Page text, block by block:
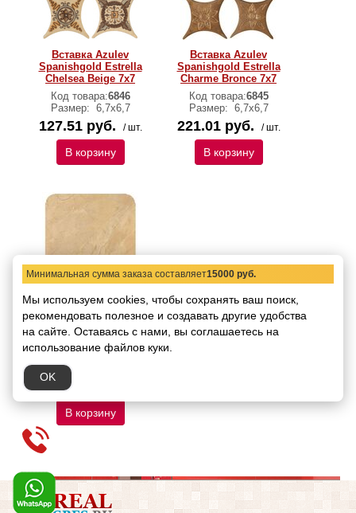
Вставка Azulev
Spanishgold Estrella
Chelsea Beige 7х7
Код товара:6846
Размер: 6,7х6,7
127.51 руб. / шт.
В корзину
Вставка Azulev
Spanishgold Estrella
Charme Bronce 7х7
Код товара:6845
Размер: 6,7х6,7
221.01 руб. / шт.
В корзину
Напольная плитка
глянцевая Azulev
Spanishgold Beige
Octogonal 45х45
6844
Размер:
1785.11 руб.
В корзину
Минимальная сумма заказа составляет15000 руб.
Мы используем cookies, чтобы сохранять ваш поиск,
рекомендовать полезное и создавать другие удобства
на сайте. Оставаясь с нами, вы соглашаетесь на
использование файлов куки.
OK